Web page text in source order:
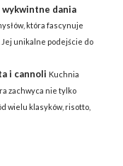
wykwintne dania
która fascynuje
unikalne podejście do
i cannoli Kuchnia
zachwyca nie tylko
wielu klasyków, risotto,